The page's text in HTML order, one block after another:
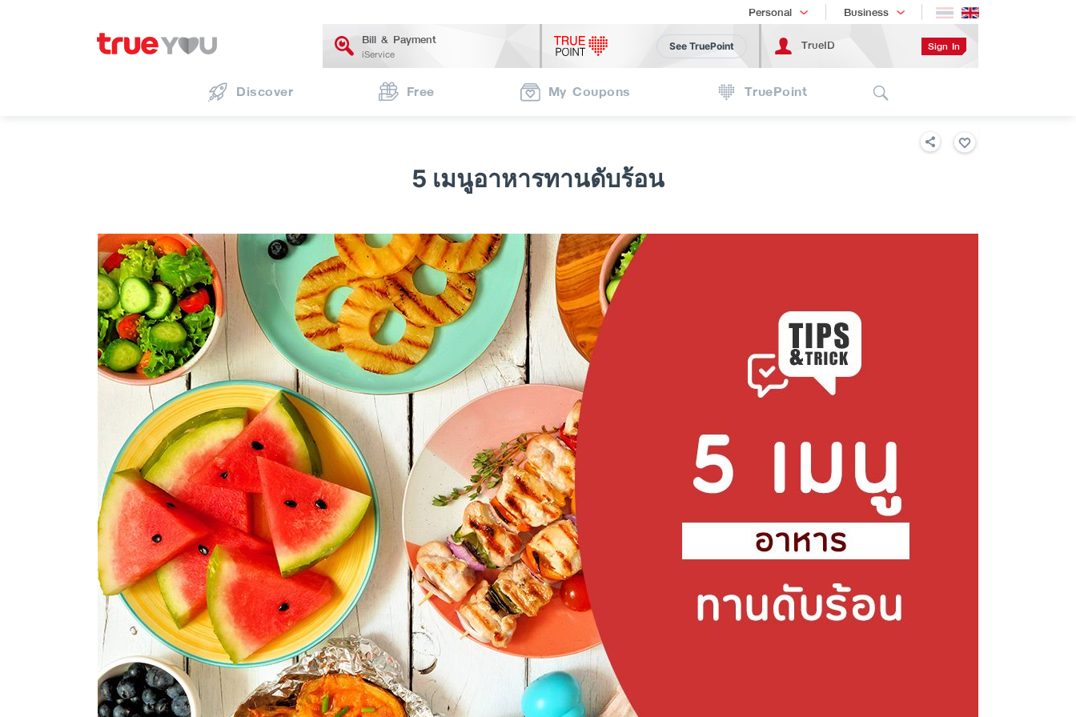
Personal
Shopping Business
เทรนด์เทคโนโลยี
Bill & Payment
iService
See TruePoint TrueID Sign In
Discover Free My Coupons TruePoint
5 เมนูอาหารทานดับร้อน